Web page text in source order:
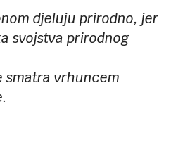
djeluju prirodno, jer
svojstva prirodnog
smatra vrhuncem